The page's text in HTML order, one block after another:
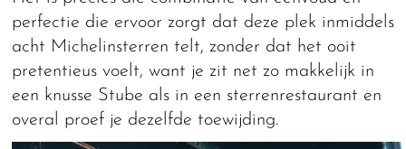
perfectie die ervoor zorgt dat deze plek inmiddels
acht Michelinsterren telt, zonder dat het ooit
pretentieus voelt, want je zit net zo makkelijk in
een knusse Stube als in een sterrenrestaurant en
overal proef je dezelfde toewijding.